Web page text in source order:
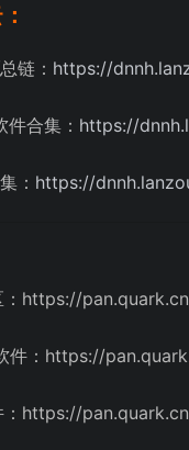
总链： https://
件合集： https://
： https://
：https://
件：https://
：https://